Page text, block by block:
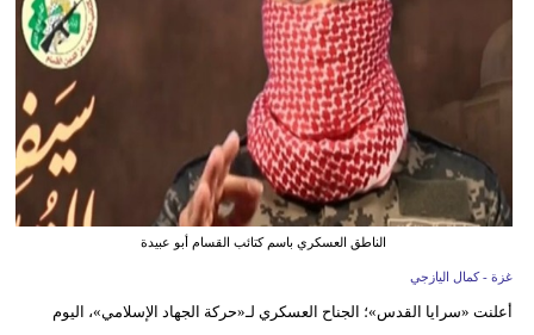
وسفر
ديكور
أخبار
إعلام
تعليم
الناطق العسكري باسم كتائب القسام أبو عبيدة
غزة - كمال اليازجي
أعلنت «سرايا القدس»؛ الجناح العسكري لـ«حركة الجهاد الإسلامي»، اليوم